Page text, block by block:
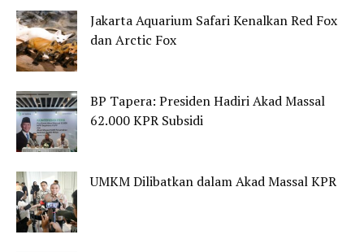
Jakarta Aquarium Safari Kenalkan Red Fox
dan Arctic Fox
BP Tapera: Presiden Hadiri Akad Massal
62.000 KPR Subsidi
UMKM Dilibatkan dalam Akad Massal KPR